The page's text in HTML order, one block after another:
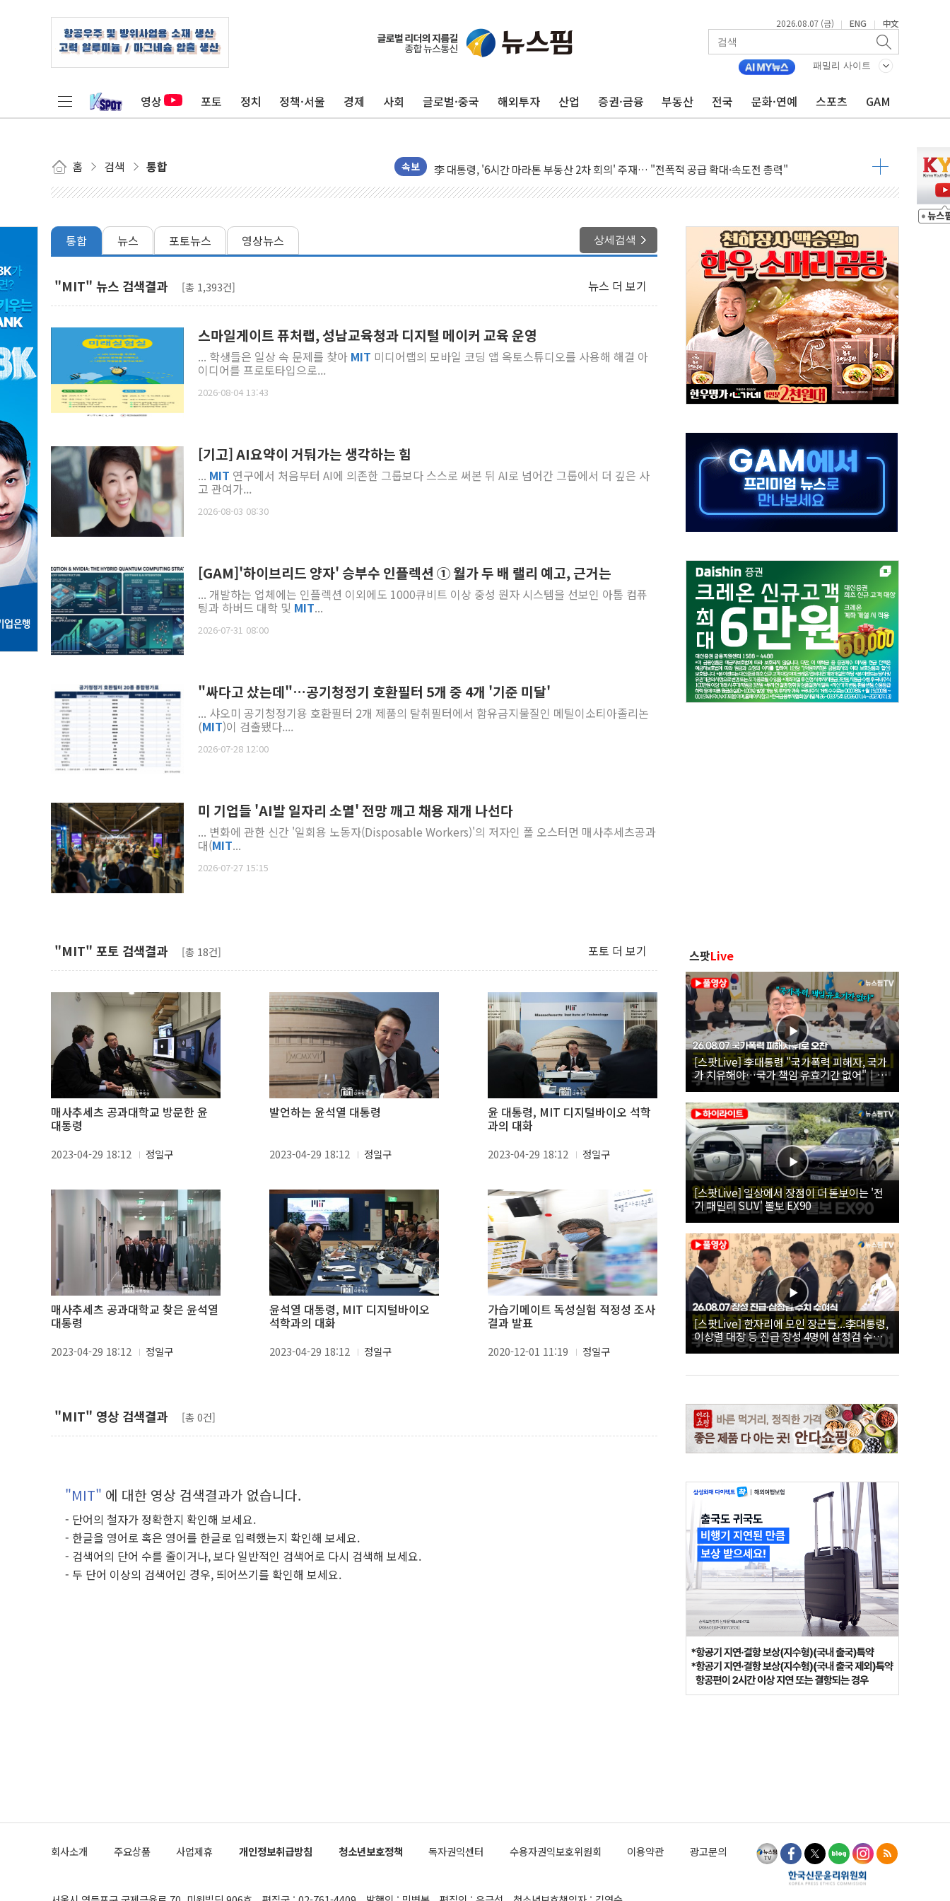
2026.08.07 (금) | ENG | 中文
패밀리 사이트
영상 포토 정치 정책·서울 경제 사회 글로벌·중국 해외투자 산업 증권·금융 부동산 전국 문화·연예 스포츠 GAM
홈 검색 통합 속보
트럼프 "금리 내려야"…파월 때와 달리 워시엔 톤 낮춰
특정 정치인 측근 포항시 정책특보 내정설...포항시 '시끌'
李 대통령, '6시간 마라톤 부동산 2차 회의' 주재… "전폭적 공급 확대·속도전 총력"
트럼프, 中 겨냥 폴리실리콘 관세 15% 부과…美 태양광주 급등
이란와이어 "이란 최고지도자 위독…곧 사망해도 놀랍지 않아"
남동발전, 해남군에 국내 최대 규모 400MW 태양광 착공…여의도 1.6배 규모
[인도증시] 중동 불안 속 유가 상승에 소폭 하락...금융주 낙폭 커
황희 '폐버스 청년주택' SNS 글 역풍에 "정부정책 아냐" 해명
폭염 누그러지고 가뭄 숙지나...경북동해안권 8~9일 최대 100mm 호우
사우디·튀르키예·파키스탄, '공동방위협정' 체결… 수니파 국가들의 새 안보 협력 구도
신길동 신축도 3.3㎡당 7250만원…써밋 클라비온 59㎡ 18억원대
용산공원·그린벨트로 또 충돌…반복되는 국토부-서울시 '정책 엇박자'
[AI 부동산 투데이] 특공 전략도 '극과 극'…생애최초만 경쟁 치열
[베트남 증시] 유동성 부진 지속, 강보합 마감...석유·가스주 올랐지만 빈그룹이 상쇄
'찜통더위'에 전력수요 역대 최고치 경신…한낮 총수요 104.3GW 기록
후티 반군, 예멘 정부군과 사우디 동시 공격… 위기 고조되는 또 다른 중동 화약고
42.5도 역대급 폭염…동물들도 특별식으로 여름나기 [뉴스핌 줌인]
통합 뉴스 포토뉴스 영상뉴스 상세검색
"MIT" 뉴스 검색결과 [총 1,393건] 뉴스 더 보기
스마일게이트 퓨처랩, 성남교육청과 디지털 메이커 교육 운영
... 학생들은 일상 속 문제를 찾아 MIT 미디어랩의 모바일 코딩 앱 옥토스튜디오를 사용해 해결 아
이디어를 프로토타입으로...
2026-08-04 13:43
[기고] AI요약이 거둬가는 생각하는 힘
... MIT 연구에서 처음부터 AI에 의존한 그룹보다 스스로 써본 뒤 AI로 넘어간 그룹에서 더 깊은 사
고 관여가...
2026-08-03 08:30
[GAM]'하이브리드 양자' 승부수 인플렉션 ① 월가 두 배 랠리 예고, 근거는
... 개발하는 업체에는 인플렉션 이외에도 1000큐비트 이상 중성 원자 시스템을 선보인 아톰 컴퓨
팅과 하버드 대학 및 MIT...
2026-07-31 08:00
"싸다고 샀는데"…공기청정기 호환필터 5개 중 4개 '기준 미달'
... 샤오미 공기청정기용 호환필터 2개 제품의 탈취필터에서 함유금지물질인 메틸이소티아졸리논
(MIT)이 검출됐다....
2026-07-28 12:00
미 기업들 'AI발 일자리 소멸' 전망 깨고 채용 재개 나선다
... 변화에 관한 신간 '일회용 노동자(Disposable Workers)'의 저자인 폴 오스터먼 매사추세츠공과
대(MIT...
2026-07-27 15:15
"MIT" 포토 검색결과 [총 18건] 포토 더 보기
매사추세츠 공과대학교 방문한 윤
대통령
2023-04-29 18:12 정일구
발언하는 윤석열 대통령
2023-04-29 18:12 정일구
윤 대통령, MIT 디지털바이오 석학
과의 대화
2023-04-29 18:12 정일구
매사추세츠 공과대학교 찾은 윤석열
대통령
2023-04-29 18:12 정일구
윤석열 대통령, MIT 디지털바이오
석학과의 대화
2023-04-29 18:12 정일구
가습기메이트 독성실험 적정성 조사
결과 발표
2020-12-01 11:19 정일구
"MIT" 영상 검색결과 [총 0건]
"MIT" 에 대한 영상 검색결과가 없습니다.
- 단어의 철자가 정확한지 확인해 보세요.
- 한글을 영어로 혹은 영어를 한글로 입력했는지 확인해 보세요.
- 검색어의 단어 수를 줄이거나, 보다 일반적인 검색어로 다시 검색해 보세요.
- 두 단어 이상의 검색어인 경우, 띄어쓰기를 확인해 보세요.
스팟Live
[스팟Live] 李대통령 "국가폭력 피해자, 국가
가 치유해야…국가 책임 유효기간 없어"｜
26.08.07 국가폭력 피해자 위로 오찬
[스팟Live] 일상에서 장점이 더 돋보이는 '전
기 패밀리 SUV' 볼보 EX90
[스팟Live] 한자리에 모인 장군들...李대통령,
이상렬 대장 등 진급 장성 4명에 삼정검 수치
직접 수여｜26.08.07 장성 진급·삼정검 수치
회사소개 주요상품 사업제휴 개인정보취급방침 청소년보호정책 독자권익센터 수용자권익보호위원회 이용약관 광고문의